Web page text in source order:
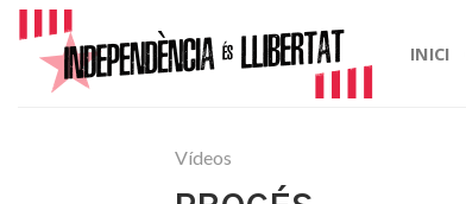
Skip
content
INICI
Vídeos